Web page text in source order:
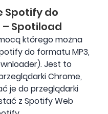
Spotify do
Spotiload
którego można
do formatu MP3,
Jest to
Chrome,
je do przeglądarki
z Spotify Web